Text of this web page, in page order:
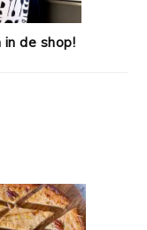
de shop!